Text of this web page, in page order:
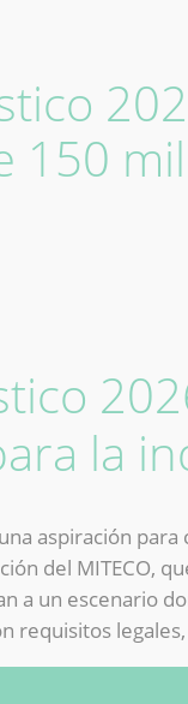
150
la
aspiración
del MITECO,
a un escenario
requisitos